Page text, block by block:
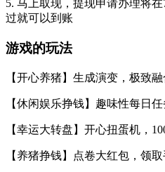
5. 马上取现，提现申请办理将
过就可以到账
游戏的玩法
【开心养猪】生成演变，极致融
【休闲娱乐挣钱】趣味性每日
【幸运大转盘】开心扭蛋机，
【养猪挣钱】点卷大红包，领取